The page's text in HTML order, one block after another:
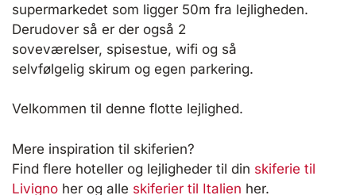
supermarkedet som ligger 50m fra lejligheden.
Derudover så er der også 2
soveværelser, spisestue, wifi og så
selvfølgelig skirum og egen parkering.
Velkommen til denne flotte lejlighed.
Mere inspiration til skiferien?
Find flere hoteller og lejligheder til din skiferie til
Livigno her og alle skiferier til Italien her.